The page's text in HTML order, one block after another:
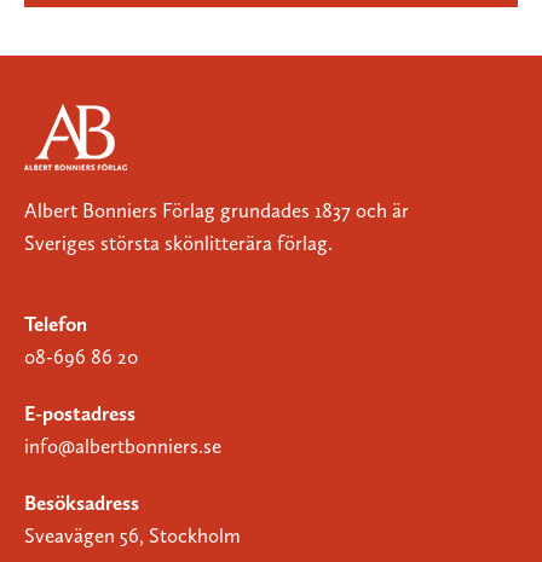
Albert Bonniers Förlag grundades 1837 och är
Sveriges största skönlitterära förlag.
Telefon
08-696 86 20
E-postadress
info@albertbonniers.se
Besöksadress
Sveavägen 56, Stockholm